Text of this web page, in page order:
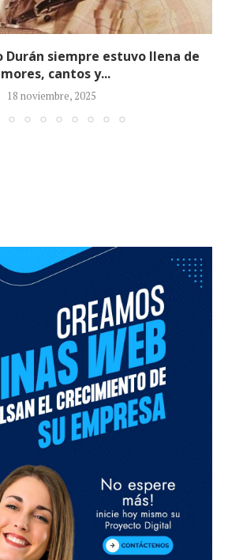
Durán siempre estuvo llena de
cantos y...
18 noviembre, 2025